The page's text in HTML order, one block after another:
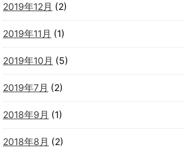
2019年12月 (2)
2019年11月 (1)
2019年10月 (5)
2019年7月 (2)
2018年9月 (1)
2018年8月 (2)